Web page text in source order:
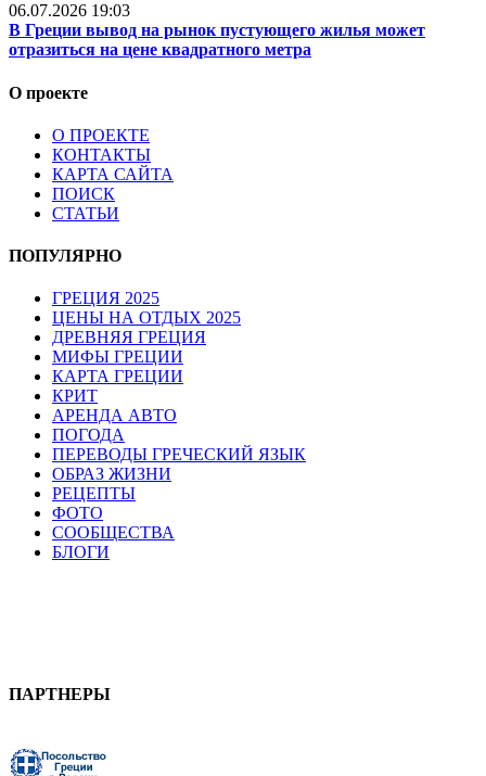
06.07.2026 19:03
В Греции вывод на рынок пустующего жилья может
отразиться на цене квадратного метра
О проекте
О ПРОЕКТЕ
КОНТАКТЫ
КАРТА САЙТА
ПОИСК
СТАТЬИ
ПОПУЛЯРНО
ГРЕЦИЯ 2025
ЦЕНЫ НА ОТДЫХ 2025
ДРЕВНЯЯ ГРЕЦИЯ
МИФЫ ГРЕЦИИ
КАРТА ГРЕЦИИ
КРИТ
АРЕНДА АВТО
ПОГОДА
ПЕРЕВОДЫ ГРЕЧЕСКИЙ ЯЗЫК
ОБРАЗ ЖИЗНИ
РЕЦЕПТЫ
ФОТО
СООБЩЕСТВА
БЛОГИ
ПАРТНЕРЫ